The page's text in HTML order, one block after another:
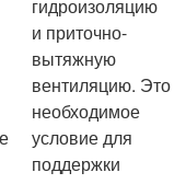
гидроизоляцию
и приточно-
вытяжную
вентиляцию. Это
необходимое
условие для
поддержки